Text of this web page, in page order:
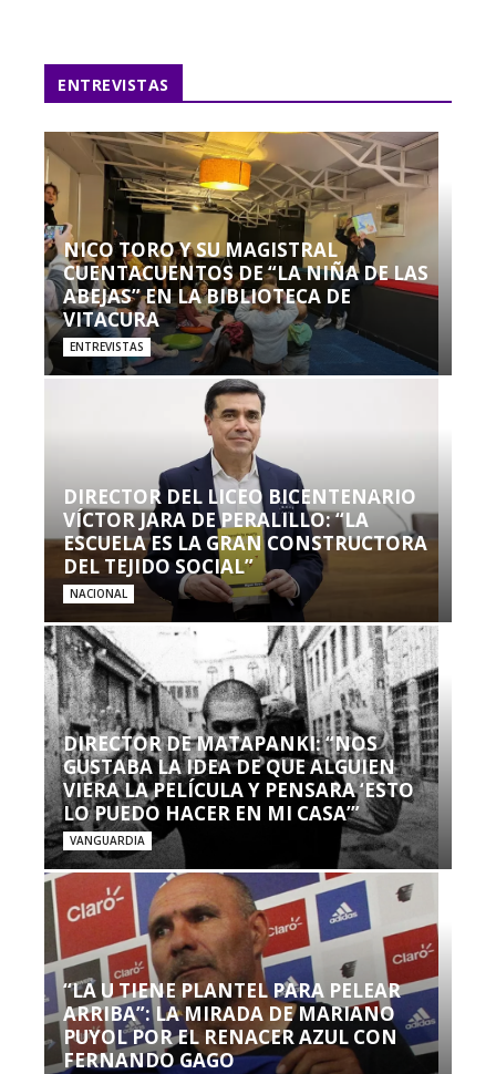
ENTREVISTAS
NICO TORO Y SU MAGISTRAL
CUENTACUENTOS DE “LA NIÑA DE LAS
ABEJAS” EN LA BIBLIOTECA DE
VITACURA
ENTREVISTAS
DIRECTOR DEL LICEO BICENTENARIO
VÍCTOR JARA DE PERALILLO: “LA
ESCUELA ES LA GRAN CONSTRUCTORA
DEL TEJIDO SOCIAL”
NACIONAL
DIRECTOR DE MATAPANKI: “NOS
GUSTABA LA IDEA DE QUE ALGUIEN
VIERA LA PELÍCULA Y PENSARA ‘ESTO
LO PUEDO HACER EN MI CASA’”
VANGUARDIA
“LA U TIENE PLANTEL PARA PELEAR
ARRIBA”: LA MIRADA DE MARIANO
PUYOL POR EL RENACER AZUL CON
FERNANDO GAGO